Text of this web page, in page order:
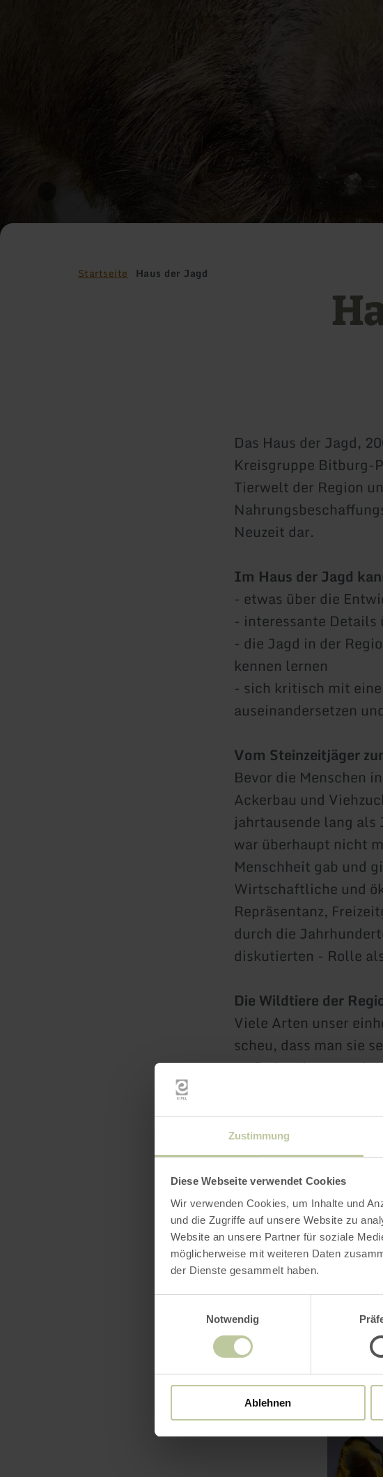
Zustimmung
Diese Webseite verwendet Cookies
Wir verwenden Cookies, um Inhalte und
und die Zugriffe auf unsere Website zu
Website an unsere Partner für soziale
möglicherweise mit weiteren Daten
der Dienste gesammelt haben.
Notwendig
Ablehnen
Startseite Haus der Jagd
Das Haus der Jagd,
Kreisgruppe Bitburg-
Tierwelt der Region
Neuzeit dar.
Im Haus der Jagd
- etwas über die
- interessante Details
- die Jagd in der
kennen lernen
- sich kritisch mit
auseinandersetzen
Vom Steinzeitjäger
Bevor die Menschen
Ackerbau und
jahrtausende lang als
war überhaupt nicht
Menschheit gab und
Wirtschaftliche und
Repräsentanz,
durch die
diskutierten - Rolle
Die Wildtiere der
Viele Arten unser
scheu, dass man sie
typische Tierarten
und viele andere - ,
diese Tiere.